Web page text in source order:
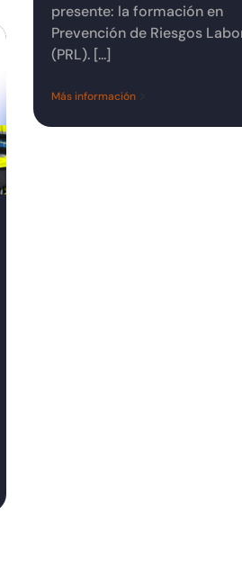
presente: la formación en
Prevención de Riesgos
(PRL). [...]
Más información